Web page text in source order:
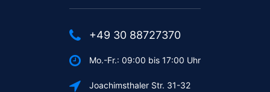
+49 30 88727370
Mo.-Fr.: 09:00 bis 17:00 Uhr
Joachimsthaler Str. 31-32